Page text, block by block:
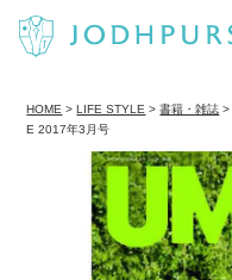
HOME LIFE STYLE 書籍・雑誌
E 2017年3月号